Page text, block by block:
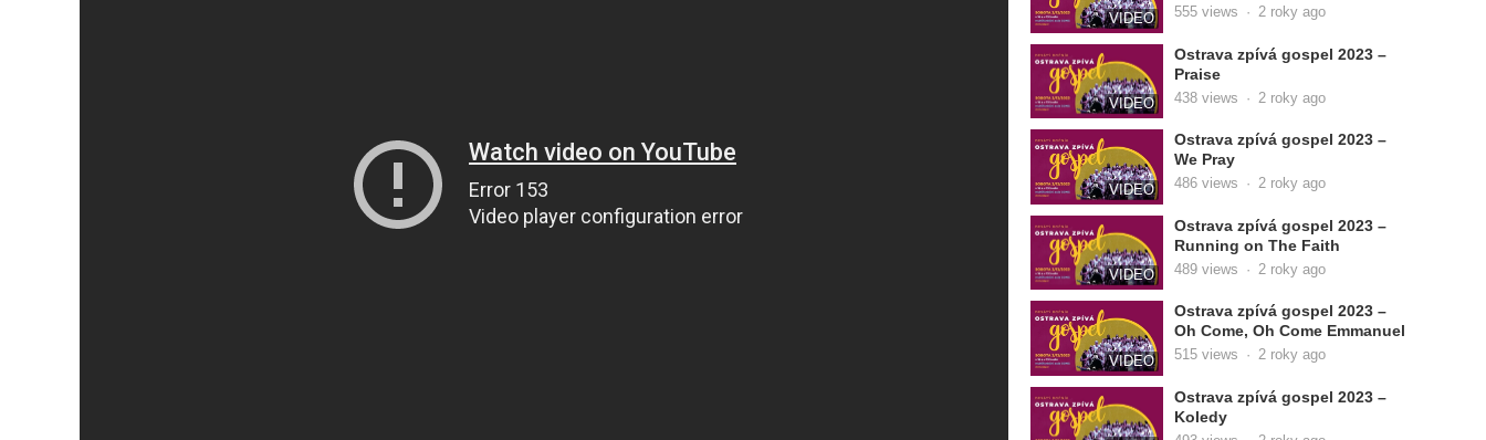
VIDEO 555 views · 2 roky ago
VIDEO
Ostrava zpívá gospel 2023 –
Praise
438 views · 2 roky ago
VIDEO
Ostrava zpívá gospel 2023 –
We Pray
486 views · 2 roky ago
VIDEO
Ostrava zpívá gospel 2023 –
Running on The Faith
489 views · 2 roky ago
VIDEO
Ostrava zpívá gospel 2023 –
Oh Come, Oh Come Emmanuel
515 views · 2 roky ago
Ostrava zpívá gospel 2023 –
Koledy